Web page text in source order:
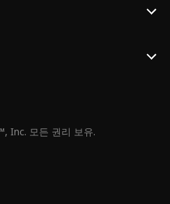
Inc. 모든 권리 보유.